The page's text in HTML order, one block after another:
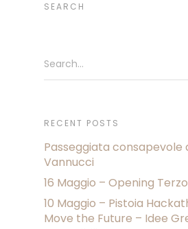
SEARCH
Search...
RECENT POSTS
Passeggiata consapevole
Vannucci
16 Maggio – Opening
10 Maggio – Pistoia
Move the Future – Idee